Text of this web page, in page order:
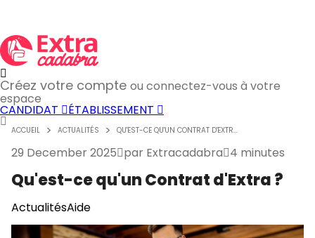
Créez votre compte ou connectez-vous à votre
espace
CANDIDAT ÉTABLISSEMENT
ACCUEIL ACTUALITÉS QU'EST-CE QU'UN CONTRAT D'EXTR...
29 December 2025 par Extracadabra 4 minutes
Qu'est-ce qu'un Contrat d'Extra ?
ActualitésAide